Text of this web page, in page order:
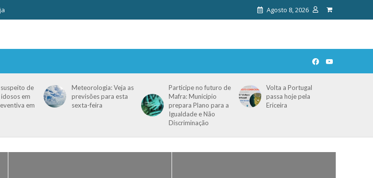
Agosto 8, 2026
de
em
em
Meteorologia: Veja as
previsões para esta
sexta-feira
Participe no futuro de
Mafra: Município
prepara Plano para a
Igualdade e Não
Discriminação
Volta a Portugal
passa hoje pela
Ericeira